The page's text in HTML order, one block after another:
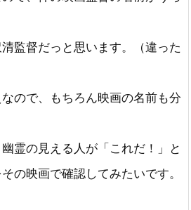
監督だっと思います。（違った
ので、もちろん映画の名前も分
霊の見える人が「これだ！」と
の映画で確認してみたいです。